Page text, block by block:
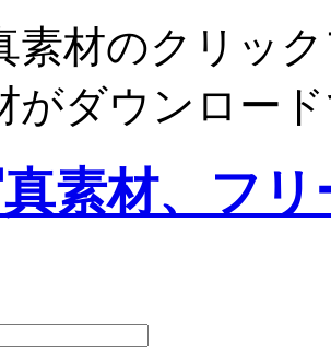
素材のクリッ
がダウンロー
素材、フ